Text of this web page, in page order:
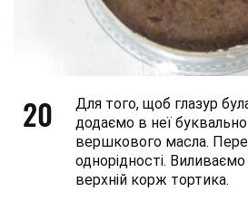
20
Для того, щоб глазур
додаємо в неї
вершкового масла.
однорідності.
верхній корж тортика.